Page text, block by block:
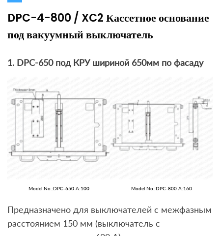
DPC-4-800 / XC2 Кассетное основание
под вакуумный выключатель
1. DPC-650 под КРУ шириной 650мм по фасаду
Model No.:DPC-650 A:100 Model No.:DPC-800 A:160
Предназначено для выключателей с межфазным
расстоянием 150 мм (выключатель с